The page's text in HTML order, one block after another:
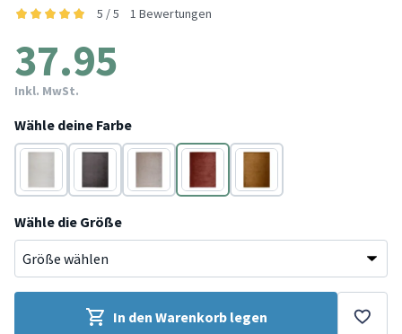
5 / 5 1 Bewertungen
37.95
Inkl. MwSt.
Wähle deine Farbe
Creme DunkelgrauBeige TerracottaGelb
Wähle die Größe
In den Warenkorb legen